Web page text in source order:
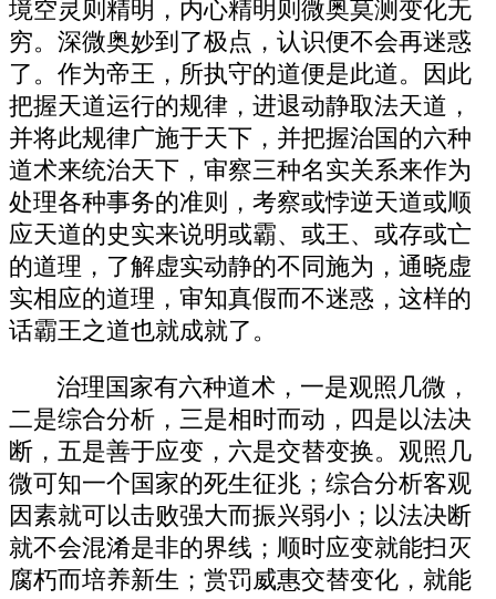
境空灵则精明，内心精明则微奥莫测变化无
穷。深微奥妙到了极点，认识便不会再迷惑
了。作为帝王，所执守的道便是此道。因此
把握天道运行的规律，进退动静取法天道，
并将此规律广施于天下，并把握治国的六种
道术来统治天下，审察三种名实关系来作为
处理各种事务的准则，考察或悖逆天道或顺
应天道的史实来说明或霸、或王、或存或亡
的道理，了解虚实动静的不同施为，通晓虚
实相应的道理，审知真假而不迷惑，这样的
话霸王之道也就成就了。
治理国家有六种道术，一是观照几微，
二是综合分析，三是相时而动，四是以法决
断，五是善于应变，六是交替变换。观照几
微可知一个国家的死生征兆；综合分析客观
因素就可以击败强大而振兴弱小；以法决断
就不会混淆是非的界线；顺时应变就能扫灭
腐朽而培养新生；赏罚威惠交替变化，就能